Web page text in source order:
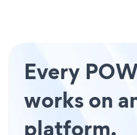
Every
works on
platform.